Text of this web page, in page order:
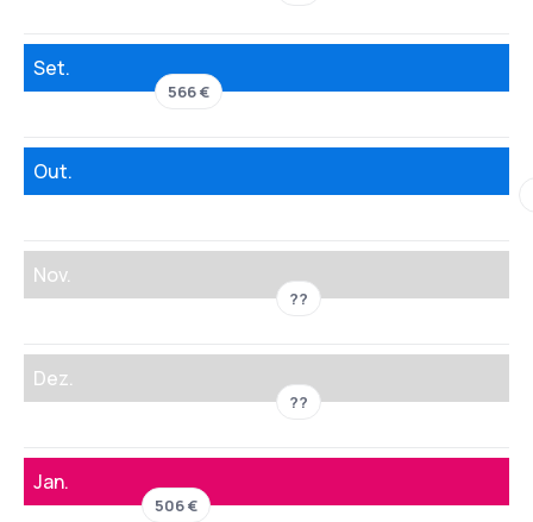
Set.
566 €
Out.
Nov.
??
Dez.
??
Jan.
506 €